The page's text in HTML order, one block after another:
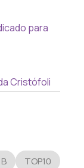
para
Cristófoli
TOP10